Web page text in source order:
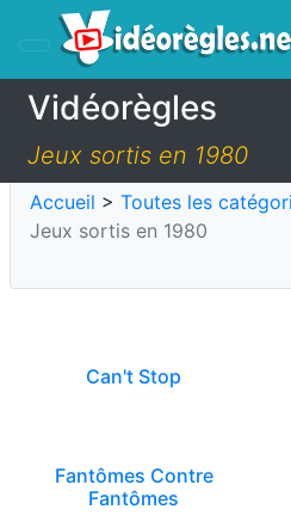
Vidéorègles
Jeux sortis en 1980
Accueil > Toutes les
Jeux sortis en 1980
Can't Stop
Fantômes Contre
Fantômes